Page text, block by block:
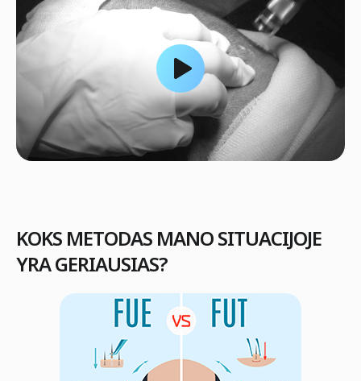
KOKS METODAS MANO SITUACIJOJE
YRA GERIAUSIAS?